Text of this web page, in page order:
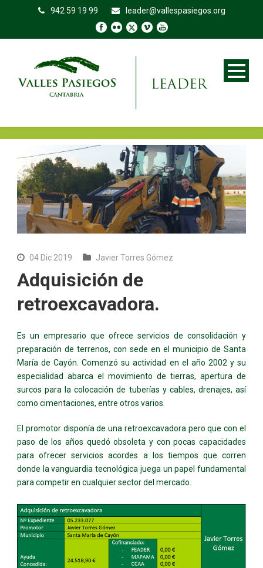
942 59 19 99 leader@vallespasiegos.org
04 Dic 2019 Javier Torres Gómez
Adquisición de
retroexcavadora.
Es un empresario que ofrece servicios de consolidación y
preparación de terrenos, con sede en el municipio de Santa
María de Cayón. Comenzó su actividad en el año 2002 y su
especialidad abarca el movimiento de tierras, apertura de
surcos para la colocación de tuberías y cables, drenajes, así
como cimentaciones, entre otros varios.
El promotor disponía de una retroexcavadora pero que con el
paso de los años quedó obsoleta y con pocas capacidades
para ofrecer servicios acordes a los tiempos que corren
donde la vanguardia tecnológica juega un papel fundamental
para competir en cualquier sector del mercado.